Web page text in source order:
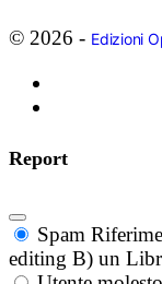
© 2026 - Edizioni
Report
Spam
editing B) un